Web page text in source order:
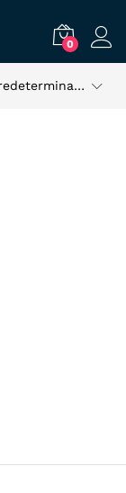
0
Orden predeterminado